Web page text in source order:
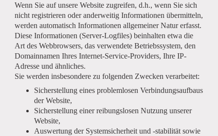
Wenn Sie auf unsere Website zugreifen, d.h., wenn Sie sich
nicht registrieren oder anderweitig Informationen übermitteln,
werden automatisch Informationen allgemeiner Natur erfasst.
Diese Informationen (Server-Logfiles) beinhalten etwa die
Art des Webbrowsers, das verwendete Betriebssystem, den
Domainnamen Ihres Internet-Service-Providers, Ihre IP-
Adresse und ähnliches.
Sie werden insbesondere zu folgenden Zwecken verarbeitet:
Sicherstellung eines problemlosen Verbindungsaufbaus
der Website,
Sicherstellung einer reibungslosen Nutzung unserer
Website,
Auswertung der Systemsicherheit und -stabilität sowie